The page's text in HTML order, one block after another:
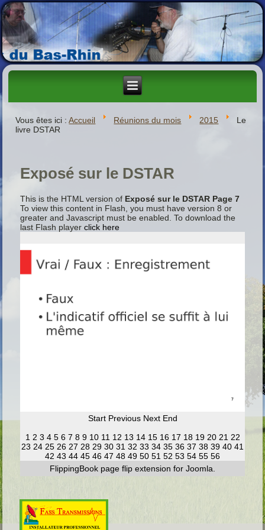
Vous êtes ici :Accueil Réunions du mois 2015
Le
livre DSTAR
Exposé sur le DSTAR
This is the HTML version of Exposé sur le DSTAR Page 7
To view this content in Flash, you must have version 8 or
greater and Javascript must be enabled. To download the
last Flash playerclick here
Start Previous Next End
1 2 3 4 5 6 7 8 9 10 11 12 13 14 15 16 17 18 19 20 21 22
23 24 25 26 27 28 29 30 31 32 33 34 35 36 37 38 39 40 41
42 43 44 45 46 47 48 49 50 51 52 53 54 55 56
FlippingBook page flip extension for Joomla.